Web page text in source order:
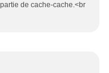
de cache-cache.<br